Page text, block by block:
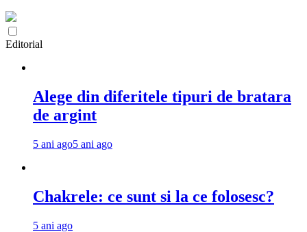
Editorial
Alege din diferitele tipuri de bratara
de argint
5 ani ago5 ani ago
Chakrele: ce sunt si la ce folosesc?
5 ani ago